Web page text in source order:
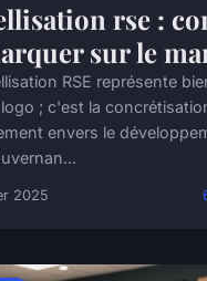
rse :
sur le
RSE représente
; c'est la
envers le
2025